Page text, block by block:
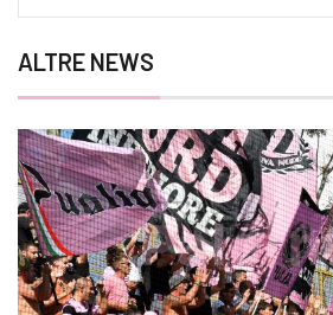
ALTRE NEWS